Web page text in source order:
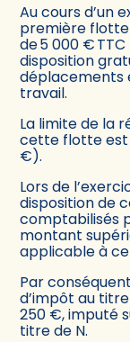
Au cours d’un
première
de 5 000 €
disposition
déplacements
travail.
La limite de la
cette flotte est
€).
Lors de
disposition de
comptabilisés
montant
applicable à
Par
d’impôt au
250 €, imputé
titre de N.